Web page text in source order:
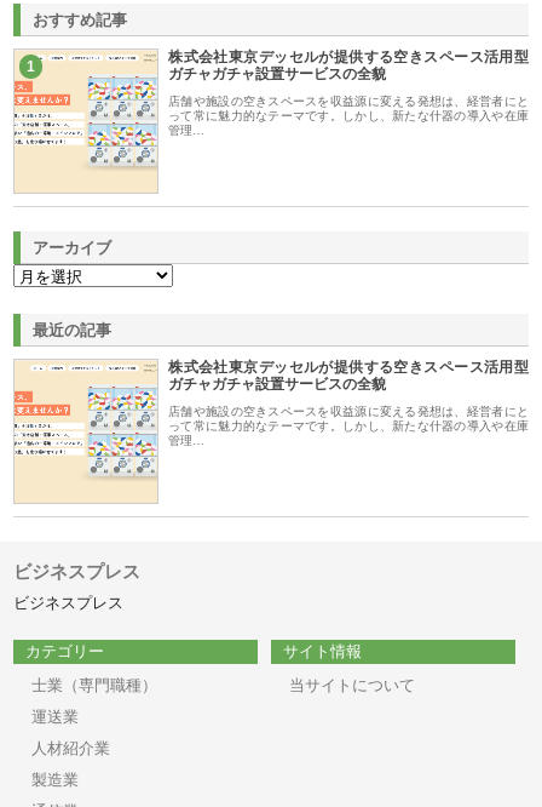
おすすめ記事
1
株式会社東京デッセルが提供する空きスペース活用型
ガチャガチャ設置サービスの全貌
店舗や施設の空きスペースを収益源に変える発想は、経営者にと
って常に魅力的なテーマです。しかし、新たな什器の導入や在庫
管理…
アーカイブ
最近の記事
株式会社東京デッセルが提供する空きスペース活用型
ガチャガチャ設置サービスの全貌
店舗や施設の空きスペースを収益源に変える発想は、経営者にと
って常に魅力的なテーマです。しかし、新たな什器の導入や在庫
管理…
ビジネスプレス
ビジネスプレス
カテゴリー
士業（専門職種）
運送業
人材紹介業
製造業
サイト情報
当サイトについて